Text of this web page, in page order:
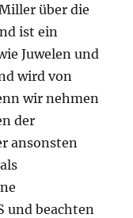
über die
ist ein
Juwelen und
wird von
wir nehmen
der
ansonsten
und beachten